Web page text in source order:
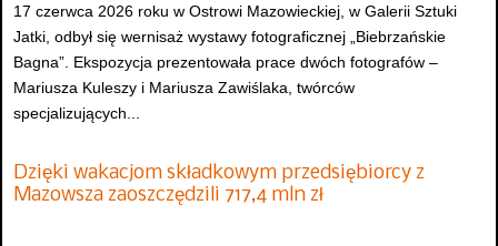
17 czerwca 2026 roku w Ostrowi Mazowieckiej, w Galerii Sztuki
Jatki, odbył się wernisaż wystawy fotograficznej „Biebrzańskie
Bagna”. Ekspozycja prezentowała prace dwóch fotografów –
Mariusza Kuleszy i Mariusza Zawiślaka, twórców
specjalizujących...
Dzięki wakacjom składkowym przedsiębiorcy z
Mazowsza zaoszczędzili 717,4 mln zł